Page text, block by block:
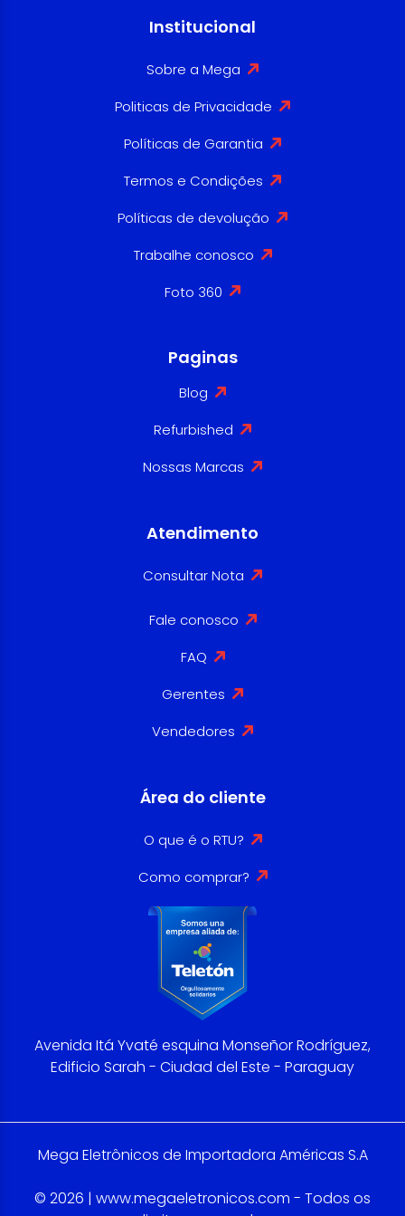
Institucional
Sobre a Mega
Politicas de Privacidade
Políticas de Garantia
Termos e Condições
Políticas de devolução
Trabalhe conosco
Foto 360
Paginas
Blog
Refurbished
Nossas Marcas
Atendimento
Consultar Nota
Fale conosco
FAQ
Gerentes
Vendedores
Área do cliente
O que é o RTU?
Como comprar?
Avenida Itá Yvaté esquina Monseñor Rodríguez,
Edificio Sarah - Ciudad del Este - Paraguay
Mega Eletrônicos de Importadora Américas S.A
© 2026 | www.megaeletronicos.com - Todos os